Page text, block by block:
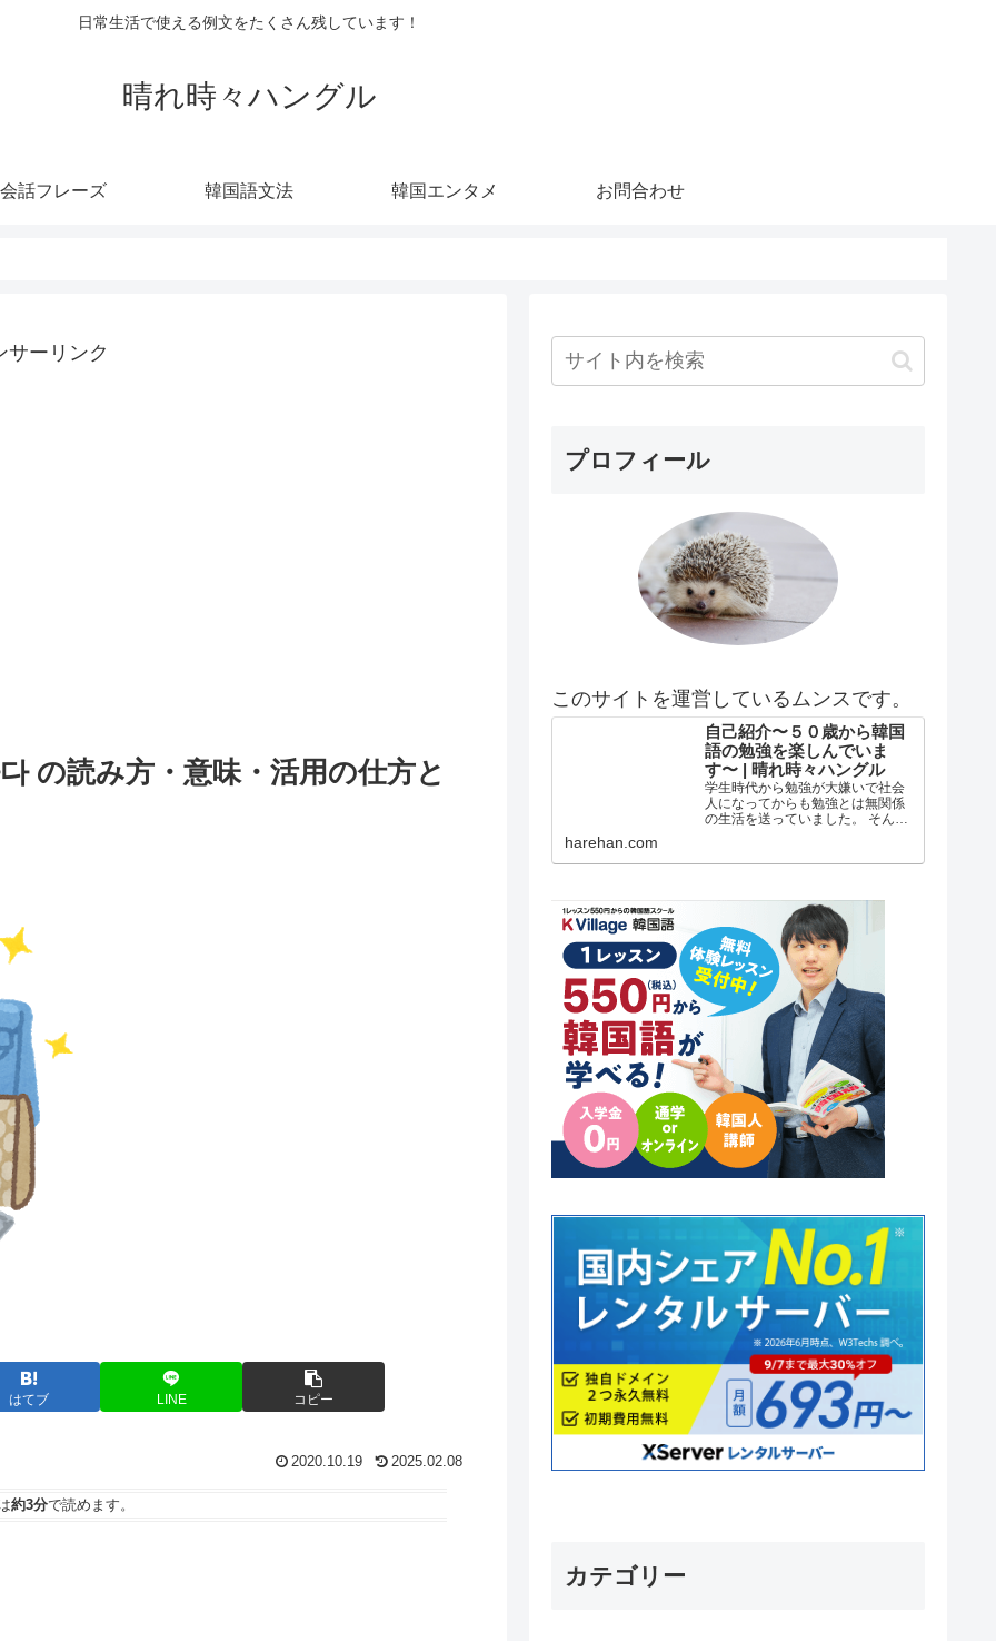
日常生活で使える例文をたくさん残しています！
晴れ時々ハングル
会話フレーズ 韓国語文法 韓国エンタメ お問合わせ
サーリンク
の読み方・意味・活用の仕方と
はてブ LINE コピー
2020.10.19 2025.02.08
約3分で読めます。
プロフィール
このサイトを運営しているムンスです。
自己紹介〜５０歳から韓国
語の勉強を楽しんでいま
す〜 | 晴れ時々ハングル
学生時代から勉強が大嫌いで社会
人になってからも勉強とは無関係
の生活を送っていました。 そんな
す。 在日韓国人３世で小さい頃は
学校低学年？の頃まで自
harehan.com
カテゴリー